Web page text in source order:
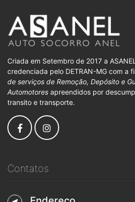
Criada em Setembro de 2017 a
credenciada pelo DETRAN-MG com a
de serviços de Remoção, Depósito e
Automotores apreendidos por
transito e transporte.
Contatos